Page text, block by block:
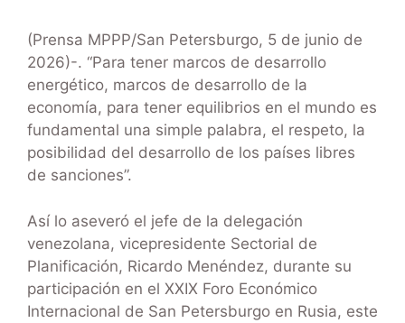
(Prensa MPPP/San Petersburgo, 5 de junio de
2026)-. “Para tener marcos de desarrollo
energético, marcos de desarrollo de la
economía, para tener equilibrios en el mundo es
fundamental una simple palabra, el respeto, la
posibilidad del desarrollo de los países libres
de sanciones”.
Así lo aseveró el jefe de la delegación
venezolana, vicepresidente Sectorial de
Planificación, Ricardo Menéndez, durante su
participación en el XXIX Foro Económico
Internacional de San Petersburgo en Rusia, este